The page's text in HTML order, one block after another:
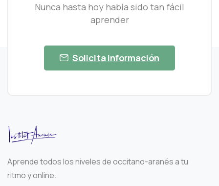
Nunca hasta hoy había sido tan fácil
aprender
Solicita información
Aprende todos los niveles de occitano-aranés a tu
ritmo y online.